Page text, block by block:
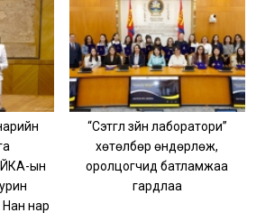
ын
нар
“Сэтгүүл зүйн лаборатори”
хөтөлбөр өндөрлөж,
оролцогчид батламжаа
гардлаа